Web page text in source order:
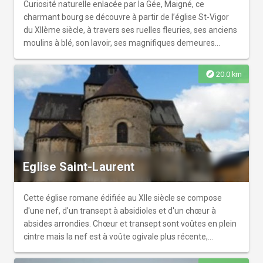
seconde moitié du XVIème siècle, œuvre d'un sculpteur
manceau anonyme et qui représentent l'adoration des
bergers, la Cène et la mise au tombeau
Curiosité naturelle enlacée par la Gée, Maigné, ce
charmant bourg se découvre à partir de l’église St-Vigor
du XIIème siècle, à travers ses ruelles fleuries, ses anciens
moulins à blé, son lavoir, ses magnifiques demeures
également le point de départ pour de nombreuses
excursions vers la nature environnante. Profitez de la
zone humide aménagée pour une agréable pause pique-
nique. Historique du village : Maigné fut un village agricole
et viticole, avec extraction de la pierre et fabrication de
toiles de chanvre jusqu’au XIXème siècle.
explore 20.0 km
Eglise Saint-Laurent
Cette église romane édifiée au XIIe siècle se compose
d'une nef, d'un transept à absidioles et d'un chœur à
absides arrondies. Chœur et transept sont voûtes en plein
cintre mais la nef est à voûte ogivale plus récente,